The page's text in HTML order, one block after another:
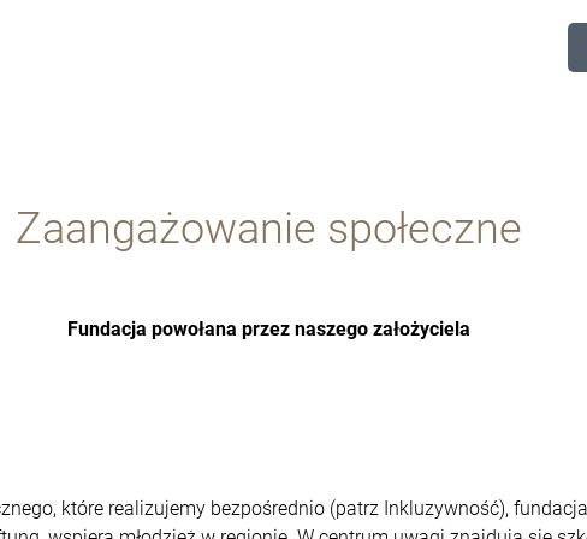
Zaangażowanie społeczne
Fundacja powołana przez naszego założyciela
które realizujemy bezpośrednio (patrz Inkluzywność),